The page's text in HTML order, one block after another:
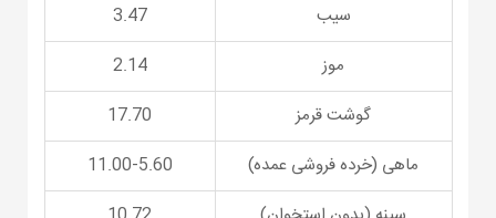
سیب
3.47
موز
2.14
گوشت قرمز
17.70
ماهی (خرده فروشی عمده)
11.00-5.60